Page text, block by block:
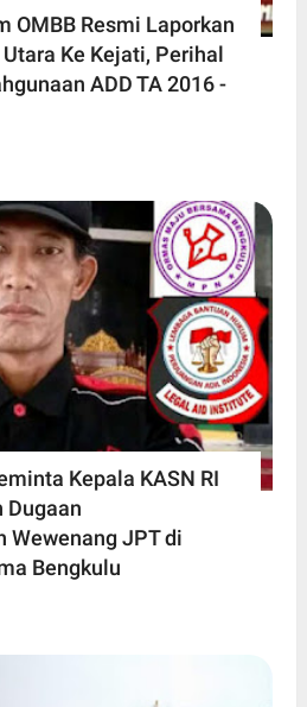
OMBB Resmi Laporkan
Ke Kejati, Perihal
ADD TA 2016 -
Kepala KASN RI
Dugaan
Wewenang JPT di
Bengkulu